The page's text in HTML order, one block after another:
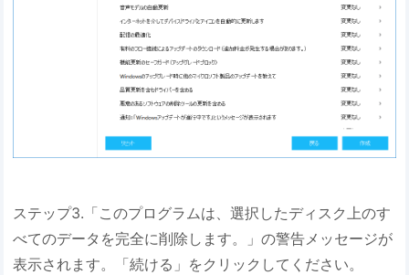
ステップ3.「このプログラムは、選択したディスク上のす
べてのデータを完全に削除します。」の警告メッセージが
表示されます。「続ける」をクリックしてください。